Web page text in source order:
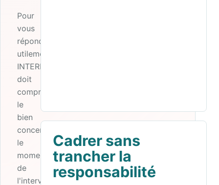
Pour
vous
répondre
utilement,
INTERMEDIANCE
doit
comprendre
le
bien
concerné,
le
moment
de
l'intervention,
Cadrer sans
trancher la
responsabilité